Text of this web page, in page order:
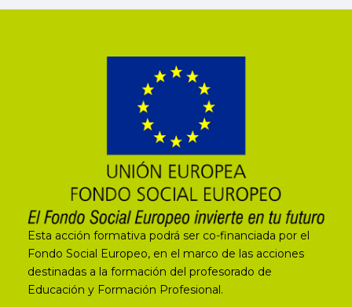
Esta acción formativa podrá ser co-financiada por el
Fondo Social Europeo, en el marco de las acciones
destinadas a la formación del profesorado de
Educación y Formación Profesional.